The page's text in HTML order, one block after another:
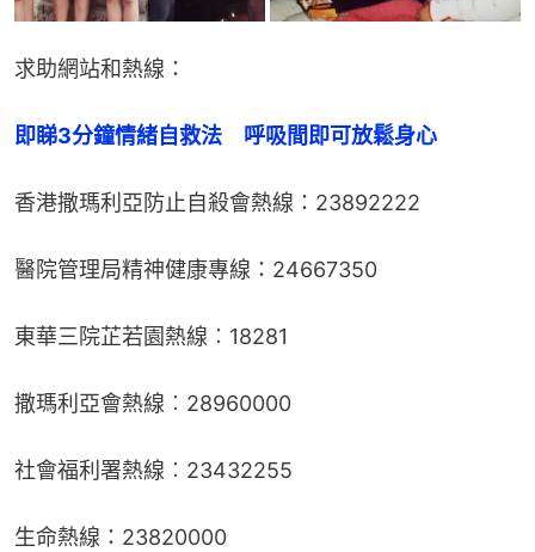
求助網站和熱線：
即睇3分鐘情緒自救法　呼吸間即可放鬆身心
香港撒瑪利亞防止自殺會熱線：23892222
醫院管理局精神健康專線：24667350
東華三院芷若園熱線︰18281
撒瑪利亞會熱線︰28960000
社會福利署熱線︰23432255
生命熱線：23820000